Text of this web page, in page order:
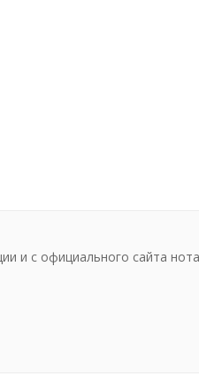
и с официального сайта